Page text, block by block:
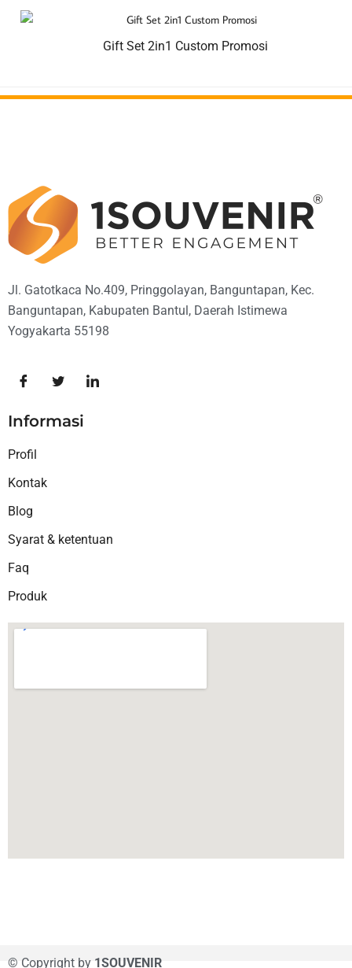
Gift Set 2in1 Custom Promosi
Jl. Gatotkaca No.409, Pringgolayan, Banguntapan, Kec.
Banguntapan, Kabupaten Bantul, Daerah Istimewa
Yogyakarta 55198
Informasi
Profil
Kontak
Blog
Syarat & ketentuan
Faq
Produk
© Copyright by 1SOUVENIR